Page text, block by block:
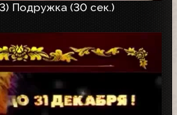
Подружка (30 сек.)